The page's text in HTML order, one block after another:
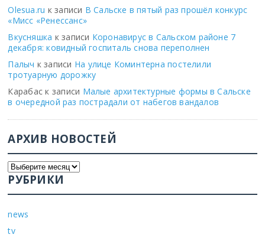
Olesua.ru к записи В Сальске в пятый раз прошёл конкурс
«Мисс «Ренессанс»
Вкусняшка к записи Коронавирус в Сальском районе 7
декабря: ковидный госпиталь снова переполнен
Палыч к записи На улице Коминтерна постелили
тротуарную дорожку
Карабас к записи Малые архитектурные формы в Сальске
в очередной раз пострадали от набегов вандалов
АРХИВ НОВОСТЕЙ
РУБРИКИ
news
tv